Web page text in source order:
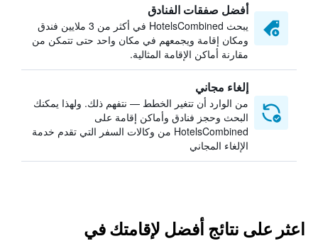
أفضل صفقات الفنادق
يبحث HotelsCombined في أكثر من 3 ملايين فندق
ومكان إقامة ويجمعهم في مكان واحد حتى تتمكن من
مقارنة أماكن الإقامة المثالية.
إلغاء مجاني
من الوارد أن تتغير الخطط — نتفهم ذلك. ولهذا يمكنك
البحث وحجز فنادق وأماكن إقامة على
HotelsCombined من وكالات السفر التي تقدم خدمة
الإلغاء المجاني
اعثر على نتائج أفضل لإقامتك في